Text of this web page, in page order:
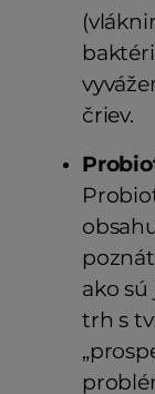
čriev.
ako
trh s